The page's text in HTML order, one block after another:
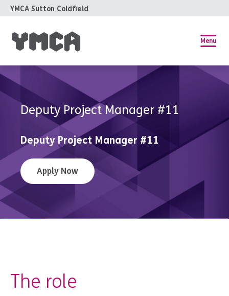
YMCA Sutton Coldfield
Menu
Deputy Project Manager #11
Deputy Project Manager #11
Apply Now
The role